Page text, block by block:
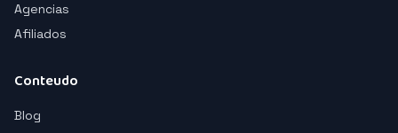
Agencias
Afiliados
Conteudo
Blog